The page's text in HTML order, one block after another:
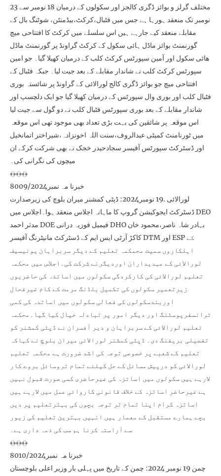
مختلف گرلز و بوائز ڈگری کالجز اور سکولوں کے درمیان 18 نومبر سے 23
نومبر تک منعقد ہورہا ہے جس میں فٹبال،کرکٹ،بیڈمنٹن، شوٹنگ بال کے
مقابلے منعقد کیے جارہے ہیں اس سلسلے میں کرکٹ کا افتتاحی میچ
گورنمنٹ بوائز ماڈل ہائی سکول کے کرکٹ گراونڈ پر گورنمنٹ ماڈل
ھائی سکول اور آمین سپورٹس کرکٹ کلب کے درمیان کھیلا گیا۔ جو امین
سپورٹس کرکٹ کلب نے شاندار مقابلے کے بعد جیت لیا۔ جبکہ فٹبال کے
افتتاحی میچ جو بوائز ڈگری کالج لورالائی کے گراونڈ پر شائستہ بوری
فٹبال کلب اور بوری وال سپورٹس کے درمیان کھیلا گیا جو ایک دلچسپ اور
شاندار مقابلے کے بعد بوری سپورٹس فٹبال کلب نے دو گول سے جیت لیا
اس موقعہ پر شائقین کی بہت بڑی تعداد بھی موجود تھی اس موقعہ
میں ٹورنامنٹ کمیٹی عبدالروف،سنت اللہ اخونزادہ،شیراختر اتمانخیل
اور ڈسٹرکٹ سپورٹس آفیسر سجادحیدر خجک نے بھی شرکت کرکے ان
میچوں کی نگرانی کی۔
﴾﴿﴾﴿﴾﴿
خبرنا مہ نمبر8009/2024
لورالائی .19 نومبر2024: ڈپٹی کمشنر میران بلوچ کی زیرصدارت
ڈسٹرکٹ ایجوکیشن گروپ کا ماہانہ اجلاس منعقد ہوا۔اجلاس میں DEO
مدثر احمد DOE فیمیل فوزیہ درانی DHO بہادر شاہ ناصر،محمود خان
کاکڑ آرٹی ایس ایم کے ڈسٹرکٹ مانیٹرنگ آفیسر DTM اور ESP کے
اہلکاروں سمیت محمکمہ تعلیم کے دیگر سربراہان یونیسیف
لورالائی کے عہدیداران اوردیگرنے شرکت کی۔اجلاس میں محکمہ
تعلیم لورالائی کی کارکردگی سکولوں میں اساتذہ کی حاضریوں
زیرتعمیر سکولوں کی تکمیل بلڈنگ مرمت کے کام غیرفحال
اوربندسکولوں کی فعالی سکولوں میں اساتدہ کی کمی
ٹرانسفرپوسٹنگ اور دیگر امور پر تبادلہ خیال کیا گیا۔محکمہ
تعلیم لورالائی کے سربراہان و دیر آفسران نے ڈپٹی کمشنر کو
تفصیلی بریفنگ دی۔ ڈپٹی کمشنر لورالائی میران بلوچ نے کہاکہ
تعلیم کے شعبے پر خصوصی توجہ کی اشد ضرورت ہے محکمہ تعلیم
لورالائی کو درپیش مسائل کے حل کیلئے تمام تروسائل بروے کار
لارہے ہیں سکولوں میں اساتزہ کی غیرحاضری کسی صورت قبول نہیں
ہے غیرحاضر اساتزہ کے خلاف قانونی کاروائی عمل میں لارہے ہیں
اساتزہ کرام اپنا تمام تر توجہ بچوں کی بہترتعلیم پر دیں
بچے ہمارے مستقبل کے معمار ہیں انہیں بہترین تعلیم کی زیور
سے آراستہ کرنا ہم سب کی ذمہ داری ہے۔
﴾﴿﴾﴿﴾﴿
خبرنا مہ نمبر8010/2024
چمن 19 نومبر 2024: چمن کے تاریخ میں پہلی بار وزیر اعلی بلوچستان